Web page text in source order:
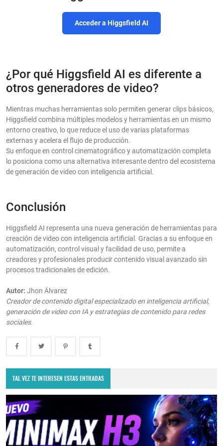
Acceder a Higgsfield AI
¿Por qué Higgsfield AI es diferente a
otros generadores de video?
Mientras muchas herramientas solo permiten generar clips básicos,
Higgsfield combina múltiples modelos y herramientas en un mismo
entorno creativo, lo que reduce el uso de varias plataformas
externas y acelera el flujo de producción.
Su enfoque en control cinematográfico y automatización completa
lo posiciona como una alternativa interesante dentro del ecosistema
de generación de video con inteligencia artificial.
Conclusión
Higgsfield AI representa una nueva generación de herramientas para
creación de video con inteligencia artificial. Gracias a su enfoque en
automatización, control visual y facilidad de uso, permite a
creadores y profesionales producir contenido visual avanzado sin
procesos tradicionales de edición.
Autor: Jhon Álvarez
Creador de contenido digital especializado en inteligencia artificial,
generación de video con IA y estrategias de contenido para redes
sociales.
TAL VEZ TE INTERESEN ESTAS ENTRADAS